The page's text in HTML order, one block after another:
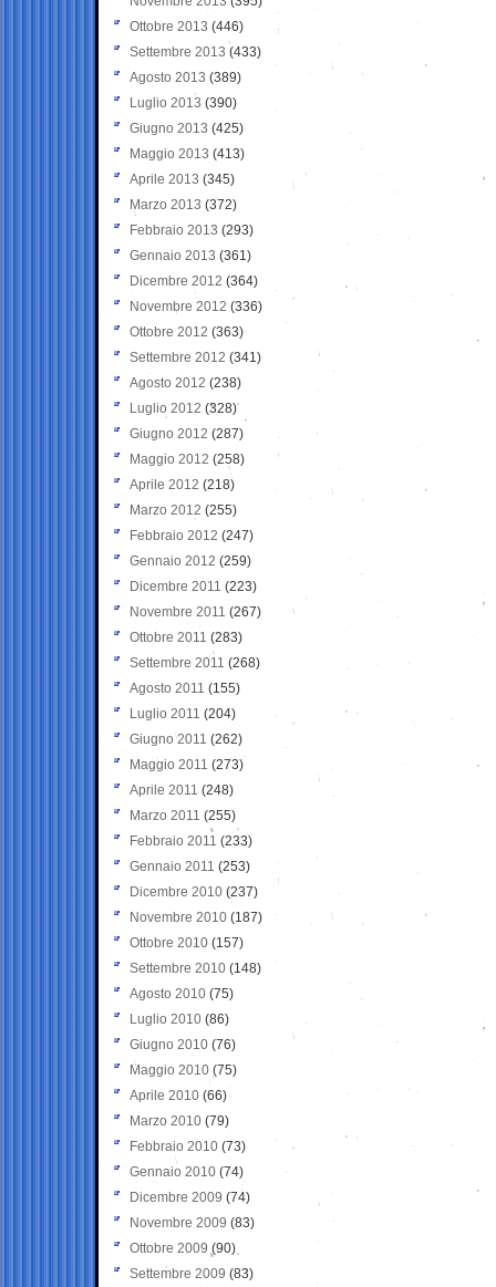
Ottobre 2013 (446)
Settembre 2013 (433)
Agosto 2013 (389)
Luglio 2013 (390)
Giugno 2013 (425)
Maggio 2013 (413)
Aprile 2013 (345)
Marzo 2013 (372)
Febbraio 2013 (293)
Gennaio 2013 (361)
Dicembre 2012 (364)
Novembre 2012 (336)
Ottobre 2012 (363)
Settembre 2012 (341)
Agosto 2012 (238)
Luglio 2012 (328)
Giugno 2012 (287)
Maggio 2012 (258)
Aprile 2012 (218)
Marzo 2012 (255)
Febbraio 2012 (247)
Gennaio 2012 (259)
Dicembre 2011 (223)
Novembre 2011 (267)
Ottobre 2011 (283)
Settembre 2011 (268)
Agosto 2011 (155)
Luglio 2011 (204)
Giugno 2011 (262)
Maggio 2011 (273)
Aprile 2011 (248)
Marzo 2011 (255)
Febbraio 2011 (233)
Gennaio 2011 (253)
Dicembre 2010 (237)
Novembre 2010 (187)
Ottobre 2010 (157)
Settembre 2010 (148)
Agosto 2010 (75)
Luglio 2010 (86)
Giugno 2010 (76)
Maggio 2010 (75)
Aprile 2010 (66)
Marzo 2010 (79)
Febbraio 2010 (73)
Gennaio 2010 (74)
Dicembre 2009 (74)
Novembre 2009 (83)
Ottobre 2009 (90)
Settembre 2009 (83)